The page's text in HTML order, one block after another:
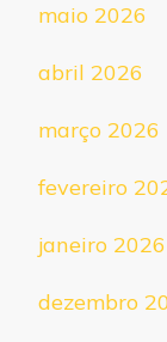
maio 2026
abril 2026
março 2026
fevereiro
janeiro 2026
dezembro